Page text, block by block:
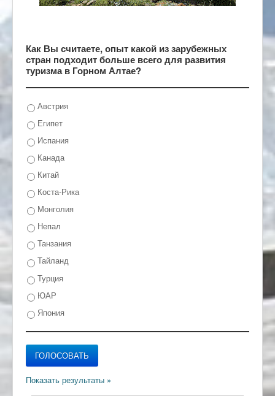
Как Вы считаете, опыт какой из зарубежных
стран подходит больше всего для развития
туризма в Горном Алтае?
Австрия
Египет
Испания
Канада
Китай
Коста-Рика
Монголия
Непал
Танзания
Тайланд
Турция
ЮАР
Япония